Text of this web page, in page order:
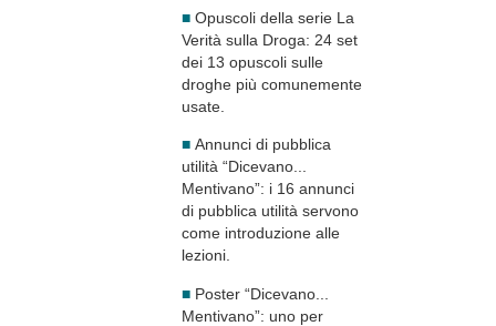
■ Opuscoli della serie La
Verità sulla Droga: 24 set
dei 13 opuscoli sulle
droghe più comunemente
usate.
■ Annunci di pubblica
utilità “Dicevano...
Mentivano”: i 16 annunci
di pubblica utilità servono
come introduzione alle
lezioni.
■ Poster “Dicevano...
Mentivano”: uno per